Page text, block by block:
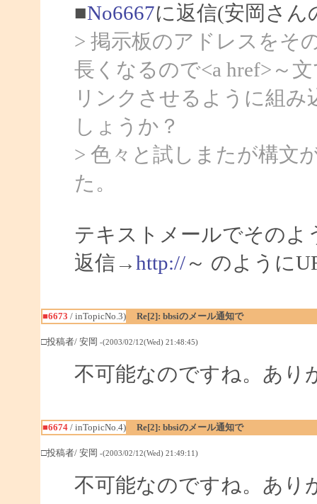
■No6667に返信(安岡さん
> 掲示板のアドレスをそ
長くなるので<a href>～
リンクさせるように組
しょうか？
> 色々と試しまたが構文
た。
テキストメールでそのよ
返信→http://～ のように
■6673 / inTopicNo.3) Re[2]: bbsiのメール通知で
□投稿者/ 安岡 -(2003/02/12(Wed) 21:48:45)
不可能なのですね。あり
■6674/ inTopicNo.4) Re[2]: bbsiのメール通知で
□投稿者/ 安岡 -(2003/02/12(Wed) 21:49:11)
不可能なのですね。あ